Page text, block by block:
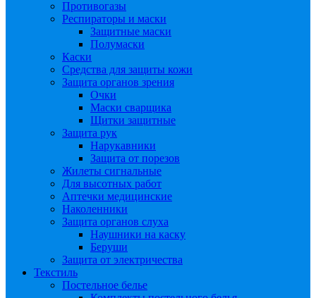
Противогазы
Респираторы и маски
Защитные маски
Полумаски
Каски
Средства для защиты кожи
Защита органов зрения
Очки
Маски сварщика
Щитки защитные
Защита рук
Нарукавники
Защита от порезов
Жилеты сигнальные
Для высотных работ
Аптечки медицинские
Наколенники
Защита органов слуха
Наушники на каску
Беруши
Защита от электричества
Текстиль
Постельное белье